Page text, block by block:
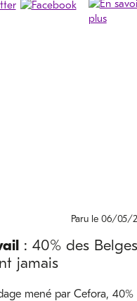
Paru le 06/05/
: 40% des Belges
jamais
mené par Cefora, 40%